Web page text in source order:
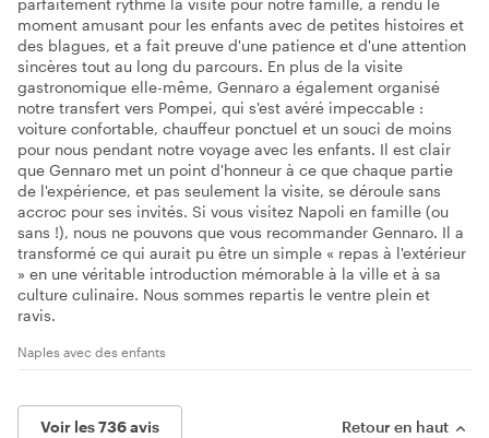
parfaitement rythmé la visite pour notre famille, a rendu le
moment amusant pour les enfants avec de petites histoires et
des blagues, et a fait preuve d'une patience et d'une attention
sincères tout au long du parcours. En plus de la visite
gastronomique elle-même, Gennaro a également organisé
notre transfert vers Pompei, qui s'est avéré impeccable :
voiture confortable, chauffeur ponctuel et un souci de moins
pour nous pendant notre voyage avec les enfants. Il est clair
que Gennaro met un point d'honneur à ce que chaque partie
de l'expérience, et pas seulement la visite, se déroule sans
accroc pour ses invités. Si vous visitez Napoli en famille (ou
sans !), nous ne pouvons que vous recommander Gennaro. Il a
transformé ce qui aurait pu être un simple « repas à l'extérieur
» en une véritable introduction mémorable à la ville et à sa
culture culinaire. Nous sommes repartis le ventre plein et
ravis.
Naples avec des enfants
Voir les 736 avis Retour en haut